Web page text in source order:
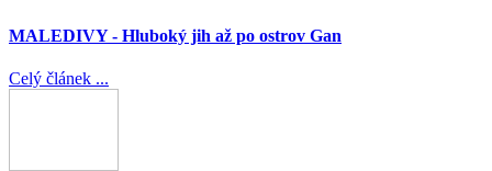
MALEDIVY - Hluboký jih až po ostrov Gan
Celý článek ...